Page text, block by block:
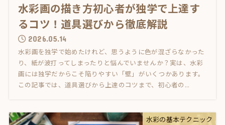
水彩画の描き方初心者が独学で上達す
るコツ！道具選びから徹底解説
2026.05.14
水彩画を独学で始めたけれど、思うように色が混ざらなかった
り、紙が波打ってしまったりと悩んでいませんか？実は、水彩
画には独学だからこそ陥りやすい「壁」がいくつかあります。
この記事では、道具選びから上達のコツまで、初心者の...
水彩の基本テクニック